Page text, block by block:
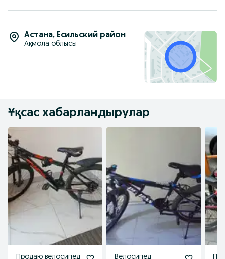
Астана, Есильский район
Ақмола облысы
Ұқсас хабарландырулар
Продаю велосипед Велосипед